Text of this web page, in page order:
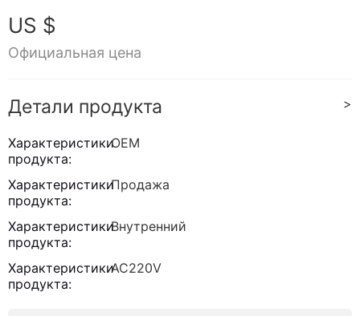
US $
Официальная цена
Детали продукта >
Характеристики
продукта:
OEM
Характеристики
продукта:
Продажа
Характеристики
продукта:
Внутренний
Характеристики
продукта:
AC220V